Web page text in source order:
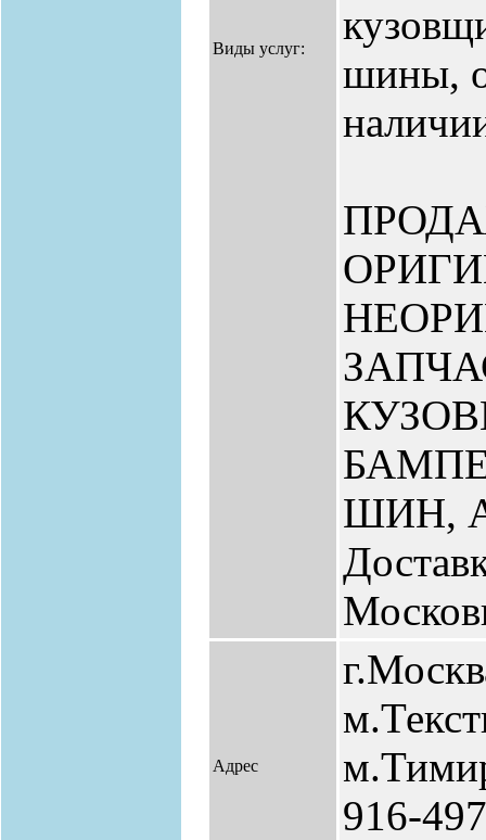
Виды услуг:
шины,
ШИН,
Адрес
916-